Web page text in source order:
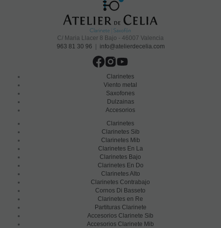
C/ Maria Llacer 8 Bajo - 46007 Valencia
963 81 30 96 | info@atelierdecelia.com
Clarinetes
Viento metal
Saxofones
Dulzainas
Accesorios
Clarinetes
Clarinetes Sib
Clarinetes Mib
Clarinetes En La
Clarinetes Bajo
Clarinetes En Do
Clarinetes Alto
Clarinetes Contrabajo
Cornos Di Basseto
Clarinetes en Re
Partituras Clarinete
Accesorios Clarinete Sib
Accesorios Clarinete Mib